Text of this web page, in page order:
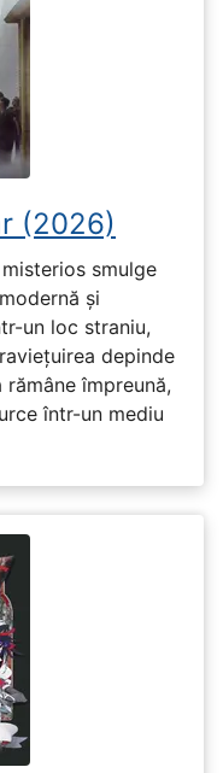
(2026)
smulge
și
un loc straniu,
depinde
împreună,
într-un mediu